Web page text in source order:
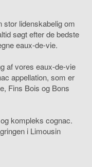
stor lidenskabelig om
søgt efter de bedste
eaux-de-vie.
af vores eaux-de-vie
appellation, som er
Fins Bois og Bons
kompleks cognac.
i Limousin